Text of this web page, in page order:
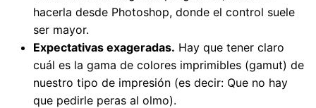
hacerla desde Photoshop, donde el control suele
ser mayor.
Expectativas exageradas. Hay que tener claro
cuál es la gama de colores imprimibles (gamut) de
nuestro tipo de impresión (es decir: Que no hay
que pedirle peras al olmo).